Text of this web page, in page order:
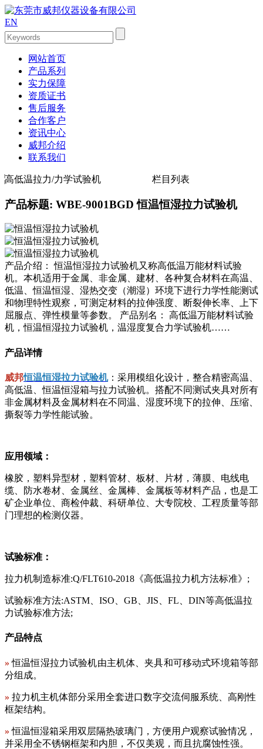
EN
网站首页
产品系列
实力保障
资质证书
售后服务
合作客户
资讯中心
威邦介绍
联系我们
高低温拉力/力学试验机 栏目列表
产品标题: WBE-9001BGD 恒温恒湿拉力试验机
产品介绍： 恒温恒湿拉力试验机又称高低温万能材料试验
机。本机适用于金属、非金属、建材、各种复合材料在高温、
低温、恒温恒湿、湿热交变（潮湿）环境下进行力学性能测试
和物理特性观察，可测定材料的拉伸强度、断裂伸长率、上下
屈服点、弹性模量等参数。 产品别名： 高低温万能材料试验
机，恒温恒湿拉力试验机，温湿度复合力学试验机……
产品详情
威邦恒温恒湿拉力试验机：采用模组化设计，整合精密高温、
高低温、恒温恒湿箱与拉力试验机。搭配不同测试夹具对所有
非金属材料及金属材料在不同温、湿度环境下的拉伸、压缩、
撕裂等力学性能试验。
应用领域：
橡胶，塑料异型材，塑料管材、板材、片材，薄膜、电线电
缆、防水卷材、金属丝、金属棒、金属板等材料产品，也是工
矿企业单位、商检仲裁、科研单位、大专院校、工程质量等部
门理想的检测仪器。
试验标准：
拉力机制造标准:Q/FLT610-2018《高低温拉力机方法标准》;
试验标准方法:ASTM、ISO、GB、JIS、FL、DIN等高低温拉
力试验标准方法;
产品特点
»恒温恒湿拉力试验机由主机体、夹具和可移动式环境箱等部
分组成。
» 拉力机主机体部分采用全套进口数字交流伺服系统、高刚性
框架结构。
»恒温恒湿箱采用双层隔热玻璃门，方便用户观察试验情况，
并采用全不锈钢框架和内胆，不仅美观，而且抗腐蚀性强。